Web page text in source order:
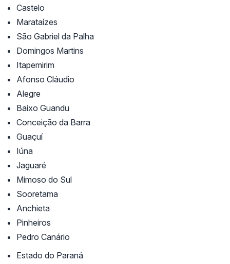
Castelo
Marataízes
São Gabriel da Palha
Domingos Martins
Itapemirim
Afonso Cláudio
Alegre
Baixo Guandu
Conceição da Barra
Guaçuí
Iúna
Jaguaré
Mimoso do Sul
Sooretama
Anchieta
Pinheiros
Pedro Canário
Estado do Paraná